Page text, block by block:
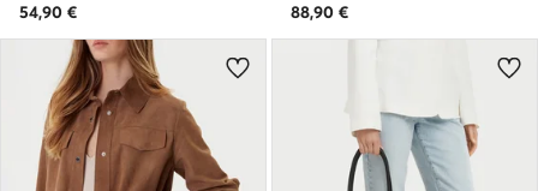
54,90 €
88,90 €